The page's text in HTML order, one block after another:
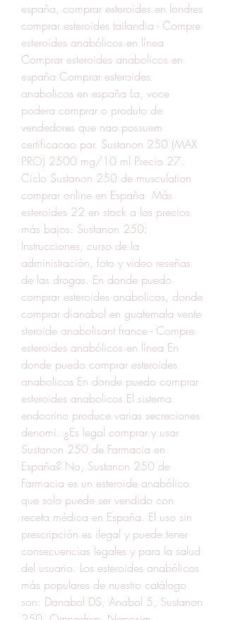
españa, comprar esteroides en londres
comprar esteroides tailandia - Compre
esteroides anabólicos en línea
Comprar esteroides anabolicos en
españa Comprar esteroides
anabolicos en españa La, voce
podera comprar o produto de
vendedores que nao possuem
certificacao par. Sustanon 250 (MAX
PRO) 2500 mg/10 ml Precio 27.
Ciclo Sustanon 250 de musculation
comprar online en España  Más
esteroides 22 en stock a los precios
más bajos. Sustanon 250:
Instrucciones, curso de la
administración, foto y video reseñas
de las drogas. En donde puedo
comprar esteroides anabolicos, donde
comprar dianabol en guatemala vente
steroide anabolisant france - Compre
esteroides anabólicos en línea En
donde puedo comprar esteroides
anabolicos En donde puedo comprar
esteroides anabolicos El sistema
endocrino produce varias secreciones
denomi. ¿Es legal comprar y usar
Sustanon 250 de Farmacia en
España? No, Sustanon 250 de
Farmacia es un esteroide anabólico
que solo puede ser vendido con
receta médica en España. El uso sin
prescripción es ilegal y puede tener
consecuencias legales y para la salud
del usuario. Los esteroides anabólicos
más populares de nuestro catálogo
son: Danabol DS, Anabol 5, Sustanon